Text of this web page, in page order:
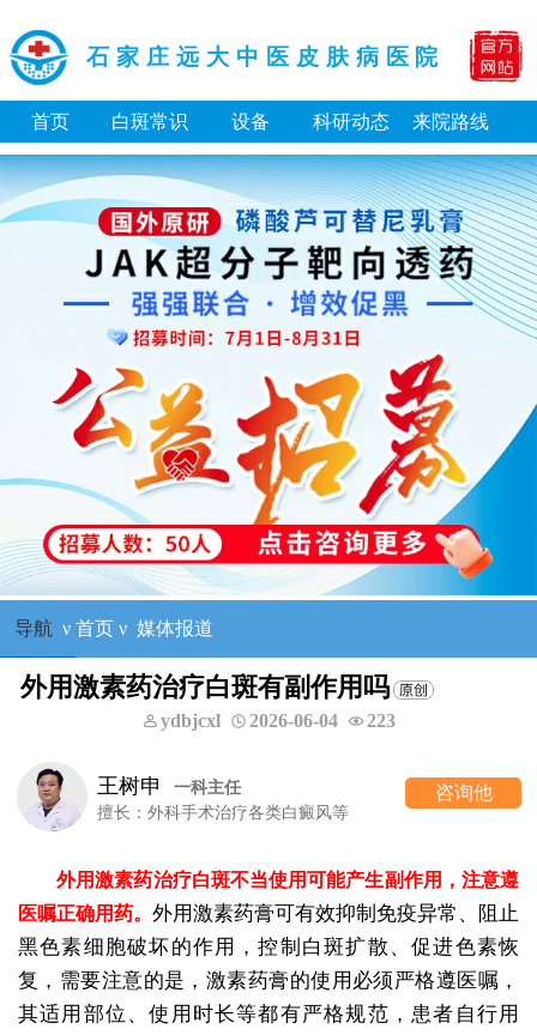
石家庄远大中医皮肤病医院
首页 白斑常识 设备 科研动态 来院路线
导航 ν 首页ν 媒体报道
外用激素药治疗白斑有副作用吗
ydbjcxl 2026-06-04 223
王树申
一科主任
擅长：外科手术治疗各类白癜风等
咨询他
外用激素药治疗白斑不当使用可能产生副作用，注意遵
医嘱正确用药。 外用激素药膏可有效抑制免疫异常、阻止
黑色素细胞破坏的作用，控制白斑扩散、促进色素恢
复，需要注意的是，激素药膏的使用必须严格遵医嘱，
其适用部位、使用时长等都有严格规范，患者自行用